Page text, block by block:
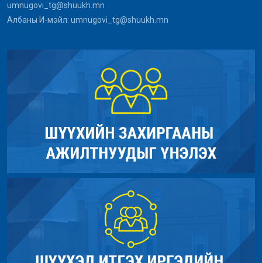
umnugovi_tg@shuukh.mn
Албаны И-мэйл: umnugovi_tg@shuukh.mn